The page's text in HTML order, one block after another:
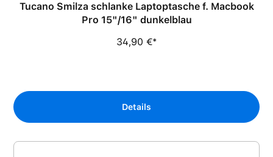
Tucano Smilza schlanke Laptoptasche f. Macbook
Pro 15"/16" dunkelblau
34,90 €*
Details